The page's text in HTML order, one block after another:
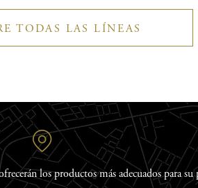
TODAS LAS LÍNEAS
los productos más adecuados para su